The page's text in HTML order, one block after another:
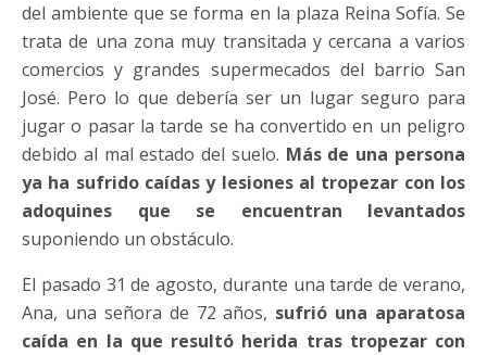
del ambiente que se forma en la plaza Reina Sofía. Se
trata de una zona muy transitada y cercana a varios
comercios y grandes supermecados del barrio San
José. Pero lo que debería ser un lugar seguro para
jugar o pasar la tarde se ha convertido en un peligro
debido al mal estado del suelo. Más de una persona
ya ha sufrido caídas y lesiones al tropezar con los
adoquines que se encuentran levantados
suponiendo un obstáculo.
El pasado 31 de agosto, durante una tarde de verano,
Ana, una señora de 72 años, sufrió una aparatosa
caída en la que resultó herida tras tropezar con